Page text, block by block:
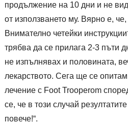
продължение на 10 дни и не
от използването му. Вярно е,
Внимателно четейки
трябва да се прилага 2-3 пъти
не изпълнявах и половината,
лекарството. Сега ще се
лечение с Foot Trooperom
се, че в този случай
повече!“.